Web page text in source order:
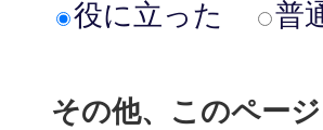
役に立った
普
その他、このペー